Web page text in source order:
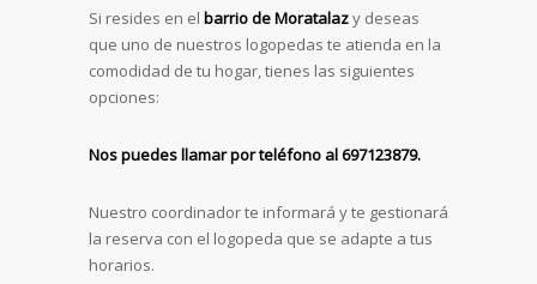
Si resides en el barrio deMoratalazy deseas
que uno de nuestros logopedas te atienda en la
comodidad de tu hogar, tienes las siguientes
opciones:
Nos puedes llamar por teléfono al 697123879.
Nuestro coordinador te informará y te gestionará
la reserva con el logopeda que se adapte a tus
horarios.